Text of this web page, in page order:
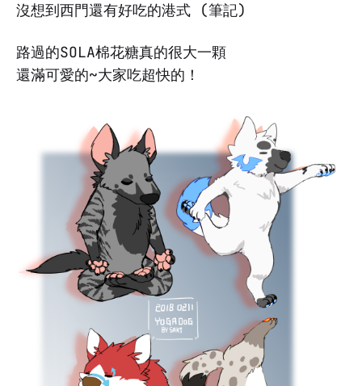
沒想到西門還有好吃的港式 (筆記)
路過的SOLA棉花糖真的很大一顆
還滿可愛的~大家吃超快的！